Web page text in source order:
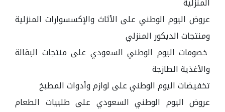
عروض اليوم الوطني على الأثاث والإكسسوارات المنزلية
ومنتجات الديكور المنزلي
خصومات اليوم الوطني السعودي على منتجات البقالة
والأغذية الطازجة
تخفيضات اليوم الوطني على لوازم وأدوات المطبخ
عروض اليوم الوطني السعودي على طلبيات الطعام